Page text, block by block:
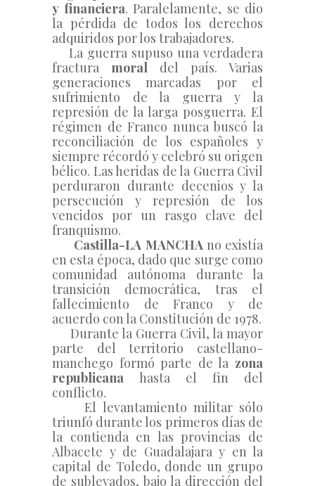
y financiera. Paralelamente, se dio
la pérdida de todos los derechos
adquiridos por los trabajadores.
fractura moral del país. Varias
generaciones marcadas por el
sufrimiento de la guerra y la
represión de la larga posguerra. El
régimen de Franco nunca buscó la
reconciliación de los españoles y
siempre récordó y celebró su origen
bélico. Las heridas de la Guerra Civil
perduraron durante decenios y la
persecución y represión de los
vencidos por un rasgo clave del
franquismo.
      Castilla-LA MANCHA
no existía
en esta época, dado que surge como
comunidad autónoma durante la
transición democrática, tras el
fallecimiento de Franco y de
acuerdo con la Constitución de 1978.
parte del territorio castellano-
manchego formó parte de la zona
republicana hasta el fin del
conflicto.
triunfó durante los primeros días de
la contienda en las provincias de
Albacete y de Guadalajara y en la
capital de Toledo, donde un grupo